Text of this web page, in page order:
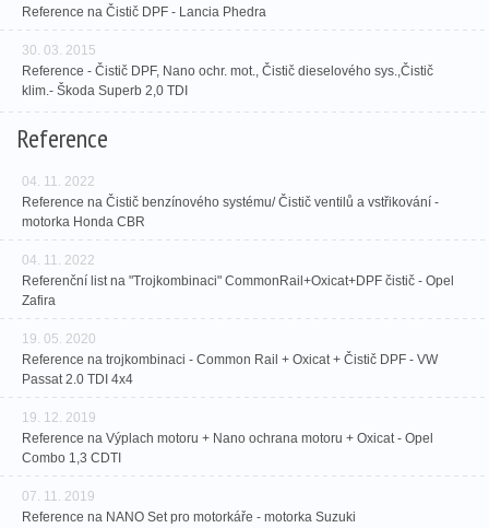
Reference na Čistič DPF - Lancia Phedra
30. 03. 2015
Reference - Čistič DPF, Nano ochr. mot., Čistič dieselového sys.,Čistič
klim.- Škoda Superb 2,0 TDI
Reference
04. 11. 2022
Reference na Čistič benzínového systému/ Čistič ventilů a vstřikování -
motorka Honda CBR
04. 11. 2022
Referenční list na "Trojkombinaci" CommonRail+Oxicat+DPF čistič - Opel
Zafira
19. 05. 2020
Reference na trojkombinaci - Common Rail + Oxicat + Čistič DPF - VW
Passat 2.0 TDI 4x4
19. 12. 2019
Reference na Výplach motoru + Nano ochrana motoru + Oxicat - Opel
Combo 1,3 CDTI
07. 11. 2019
Reference na NANO Set pro motorkáře - motorka Suzuki